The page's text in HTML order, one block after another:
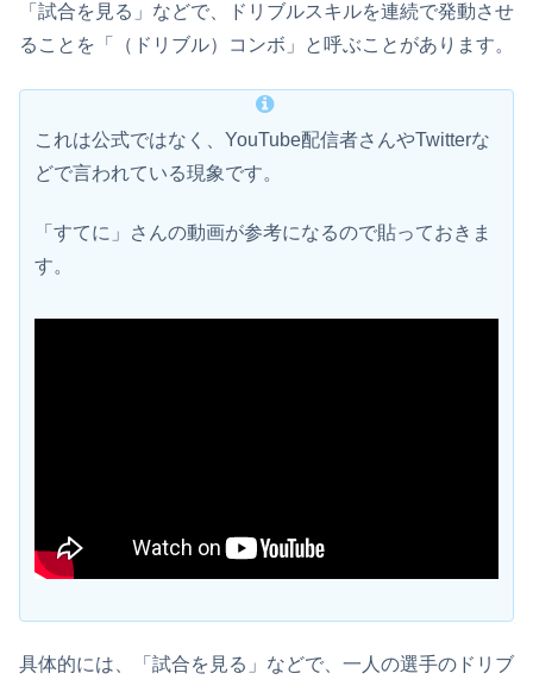
「試合を見る」などで、ドリブルスキルを連続で発動させ
ることを「（ドリブル）コンボ」と呼ぶことがあります。
これは公式ではなく、YouTube配信者さんやTwitterな
どで言われている現象です。
「すてに」さんの動画が参考になるので貼っておきま
す。
具体的には、「試合を見る」などで、一人の選手のドリブ